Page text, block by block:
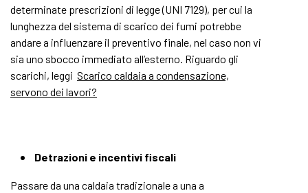
determinate prescrizioni di legge (UNI 7129), per cui la
lunghezza del sistema di scarico dei fumi potrebbe
andare a influenzare il preventivo finale, nel caso non vi
sia uno sbocco immediato all’esterno. Riguardo gli
scarichi, leggi Scarico caldaia a condensazione,
servono dei lavori?
Detrazioni e incentivi fiscali
Passare da una caldaia tradizionale a una a